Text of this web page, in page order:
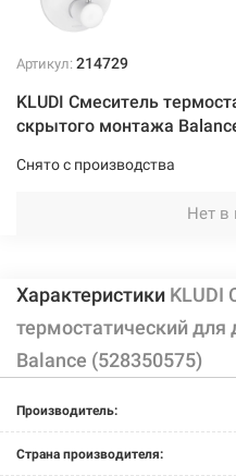
Артикул: 214729
KLUDI Смеситель
скрытого монтажа
Снято с производства
Нет в
Характеристики KLUDI
термостатический
Balance (528350575)
Производитель:
Страна производителя: